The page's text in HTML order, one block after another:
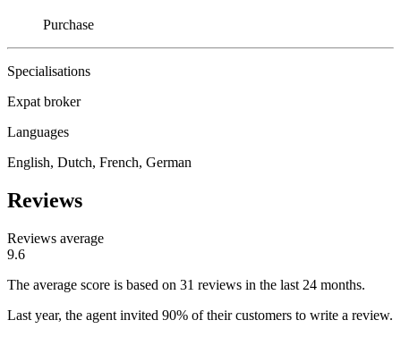
Purchase
Specialisations
Expat broker
Languages
English, Dutch, French, German
Reviews
Reviews average
9.6
The average score is based on 31 reviews in the last 24 months.
Last year, the agent invited 90% of their customers to write a review.